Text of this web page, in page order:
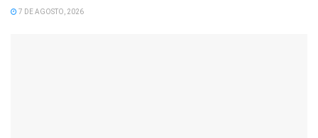
7 DE AGOSTO, 2026